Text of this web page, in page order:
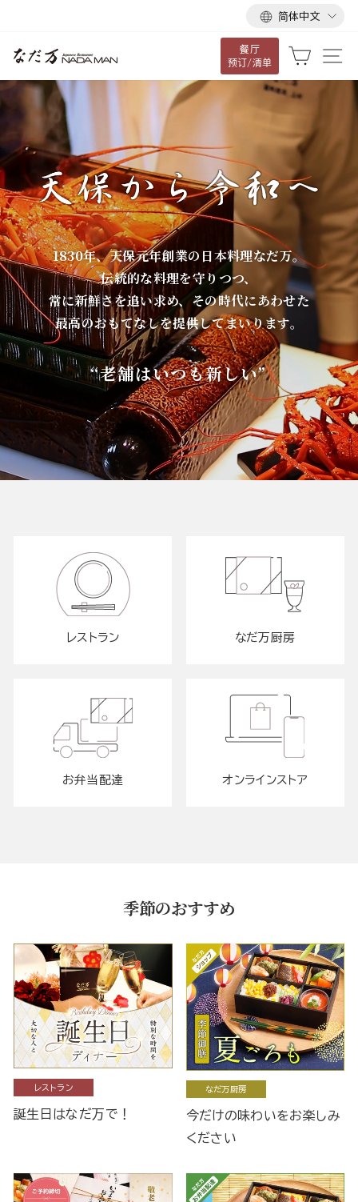
语
言
简体中文
な
だ
万
餐厅
预订/清单
大车
1830年、天保元年創業の日本料理なだ万。
伝統的な料理を守りつつ、
常に新鮮さを追い求め、その時代にあわせた
最高のおもてなしを提供してまいります。
“老舗はいつも新しい”
レストラン なだ万厨房
お弁当配達 オンラインストア
季節のおすすめ
レストラン
誕生日はなだ万で！
なだ万厨房
今だけの味わいをお楽しみ
ください